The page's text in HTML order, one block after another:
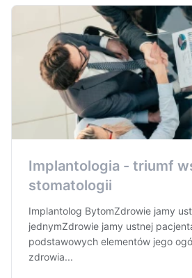
Implantologia - triumf
stomatologii
Implantolog BytomZdrowie jamy
jednymZdrowie jamy ustnej
podstawowych elementów jego
zdrowia...